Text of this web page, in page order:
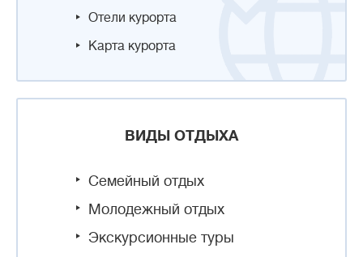
Отели курорта
Карта курорта
ВИДЫ ОТДЫХА
Семейный отдых
Молодежный отдых
Экскурсионные туры